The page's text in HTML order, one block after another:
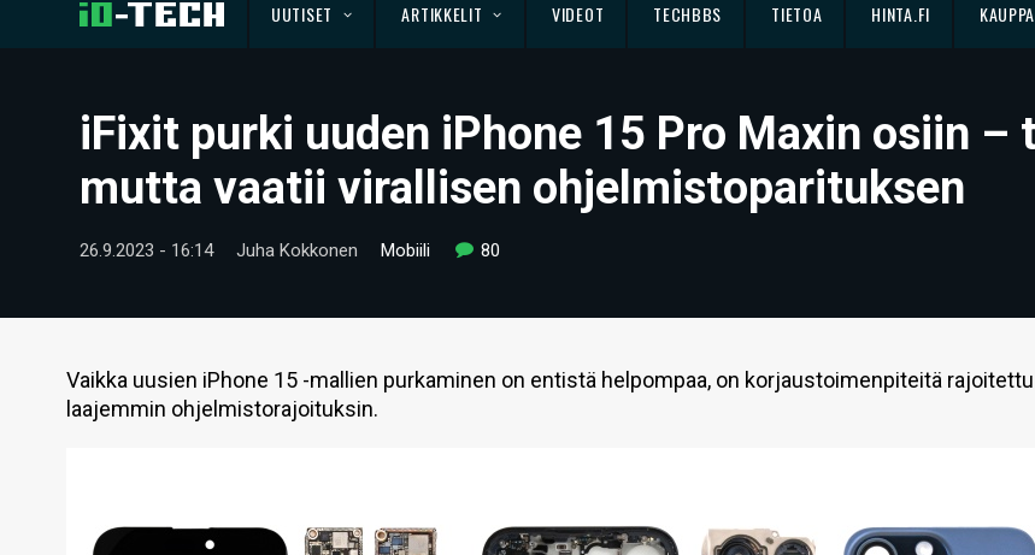
UUTISET ARTIKKELIT VIDEOT TECHBBS TIETOA HINTA.FI KAUPPA
iFixit purki uuden iPhone 15 Pro Maxin osiin
mutta vaatii virallisen ohjelmistoparituksen
26.9.2023 - 16:14 Juha Kokkonen Mobiili 80
Vaikka uusien iPhone 15 -mallien purkaminen on entistä helpompaa, on korjaustoimenpiteitä
laajemmin ohjelmistorajoituksin.